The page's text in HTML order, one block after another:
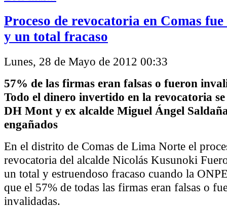
Proceso de revocatoria en Comas
y un total fracaso
Lunes, 28 de Mayo de 2012 00:33
57% de las firmas eran falsas o fueron
Todo el dinero invertido en la revocatoria
DH Mont y ex alcalde Miguel Ángel
engañados
En el distrito de Comas de Lima Norte el
revocatoria del alcalde Nicolás Kusunoki
un total y estruendoso fracaso cuando la
que el 57% de todas las firmas eran falsas o
invalidadas.